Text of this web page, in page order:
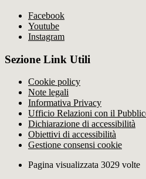
Facebook
Youtube
Instagram
Sezione Link Utili
Cookie policy
Note legali
Informativa Privacy
Ufficio Relazioni con il
Dichiarazione di accessibilità
Obiettivi di accessibilità
Gestione consensi cookie
Pagina visualizzata 3029 volte